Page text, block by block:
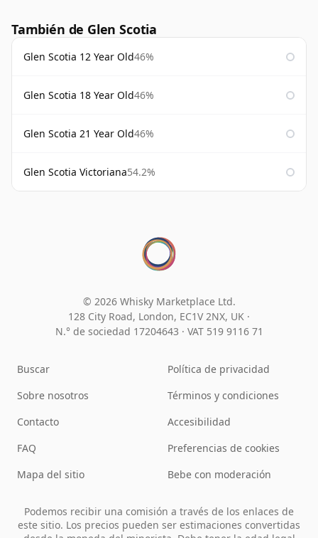
También de Glen Scotia
Glen Scotia 12 Year Old46%
Glen Scotia 18 Year Old46%
Glen Scotia 21 Year Old46%
Glen Scotia Victoriana54.2%
© 2026 Whisky Marketplace Ltd.
128 City Road, London, EC1V 2NX, UK ·
N.° de sociedad 17204643 · VAT 519 9116 71
Buscar
Sobre nosotros
Contacto
FAQ
Mapa del sitio
Política de privacidad
Términos y condiciones
Accesibilidad
Preferencias de cookies
Bebe con moderación
Podemos recibir una comisión a través de los enlaces de
este sitio. Los precios pueden ser estimaciones convertidas